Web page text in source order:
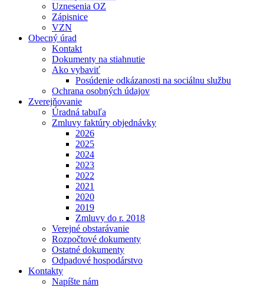
Uznesenia OZ
Zápisnice
VZN
Obecný úrad
Kontakt
Dokumenty na stiahnutie
Ako vybaviť
Posúdenie odkázanosti na sociálnu službu
Ochrana osobných údajov
Zverejňovanie
Úradná tabuľa
Zmluvy faktúry objednávky
2026
2025
2024
2023
2022
2021
2020
2019
Zmluvy do r. 2018
Verejné obstarávanie
Rozpočtové dokumenty
Ostatné dokumenty
Odpadové hospodárstvo
Kontakty
Napíšte nám